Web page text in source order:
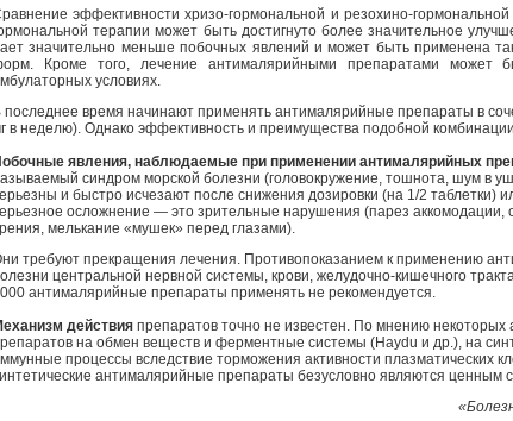
эффективности хризо-гормональной и резохино-
терапии может быть достигнуто более значительное
значительно меньше побочных явлений и может быть применена
Кроме того, лечение антималярийными препаратами может
условиях.
последнее время начинают применять антималярийные препараты в
в неделю). Однако эффективность и преимущества подобной
явления, наблюдаемые при применении антималярийных
синдром морской болезни (головокружение, тошнота, шум в
и быстро исчезают после снижения дозировки (на 1/2 таблетки)
осложнение — это зрительные нарушения (парез аккомодации,
мелькание «мушек» перед глазами).
требуют прекращения лечения. Противопоказанием к применению
центральной нервной системы, крови, желудочно-кишечного
антималярийные препараты применять не рекомендуется.
действия препаратов точно не известен. По мнению некоторых
на обмен веществ и ферментные системы (Haydu и др.), на
процессы вследствие торможения активности плазматических
антималярийные препараты безусловно являются ценным